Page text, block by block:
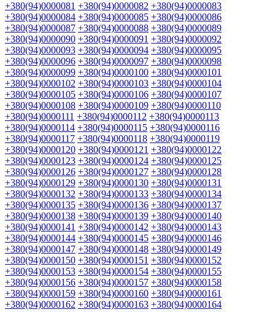
+380(94)0000081 +380(94)0000082 +380(94)0000083
+380(94)0000084 +380(94)0000085 +380(94)0000086
+380(94)0000087 +380(94)0000088 +380(94)0000089
+380(94)0000090 +380(94)0000091 +380(94)0000092
+380(94)0000093 +380(94)0000094 +380(94)0000095
+380(94)0000096 +380(94)0000097 +380(94)0000098
+380(94)0000099 +380(94)0000100 +380(94)0000101
+380(94)0000102 +380(94)0000103 +380(94)0000104
+380(94)0000105 +380(94)0000106 +380(94)0000107
+380(94)0000108 +380(94)0000109 +380(94)0000110
+380(94)0000111 +380(94)0000112 +380(94)0000113
+380(94)0000114 +380(94)0000115 +380(94)0000116
+380(94)0000117 +380(94)0000118 +380(94)0000119
+380(94)0000120 +380(94)0000121 +380(94)0000122
+380(94)0000123 +380(94)0000124 +380(94)0000125
+380(94)0000126 +380(94)0000127 +380(94)0000128
+380(94)0000129 +380(94)0000130 +380(94)0000131
+380(94)0000132 +380(94)0000133 +380(94)0000134
+380(94)0000135 +380(94)0000136 +380(94)0000137
+380(94)0000138 +380(94)0000139 +380(94)0000140
+380(94)0000141 +380(94)0000142 +380(94)0000143
+380(94)0000144 +380(94)0000145 +380(94)0000146
+380(94)0000147 +380(94)0000148 +380(94)0000149
+380(94)0000150 +380(94)0000151 +380(94)0000152
+380(94)0000153 +380(94)0000154 +380(94)0000155
+380(94)0000156 +380(94)0000157 +380(94)0000158
+380(94)0000159 +380(94)0000160 +380(94)0000161
+380(94)0000162 +380(94)0000163 +380(94)0000164